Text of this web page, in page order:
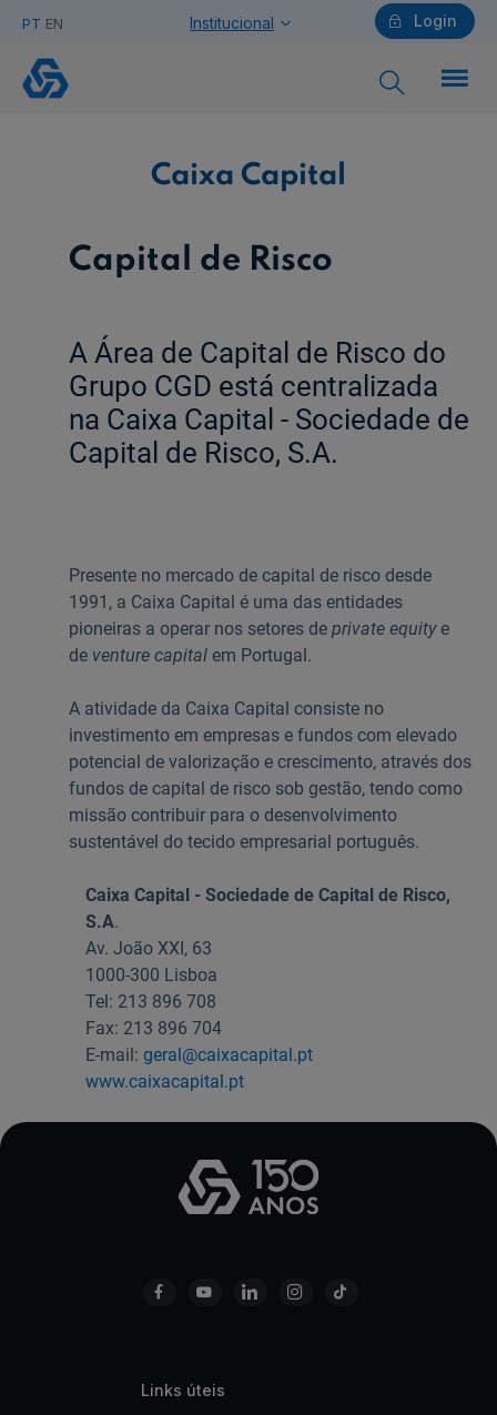
PT EN Login
Institucional
Saiba mais sobre a Chave Móvel Digital
Empresas
Quero ser cliente:
Aderir ao Caixadirecta Particulares
Aderir ao Caixadirecta Empresas
Links úteis:
Faça download da App Caixadirecta
Recomendações de Segurança
Registo fornecedor confirming
Caixa
Capital
Caixa Capital
Capital de Risco
A Área de Capital de Risco do
Grupo CGD está centralizada
na Caixa Capital - Sociedade de
Capital de Risco, S.A.
Presente no mercado de capital de risco desde
1991, a Caixa Capital é uma das entidades
pioneiras a operar nos setores deprivate equitye
de venture capital em Portugal.
A atividade da Caixa Capital consiste no
investimento em empresas e fundos com elevado
potencial de valorização e crescimento, através dos
fundos de capital de risco sob gestão, tendo como
missão contribuir para o desenvolvimento
sustentável do tecido empresarial português.
Caixa Capital - Sociedade de Capital de Risco,
S.A.
Av. João XXI, 63
1000-300 Lisboa
Tel: 213 896 708
Fax: 213 896 704
E-mail:geral@caixacapital.pt
www.caixacapital.pt
Links úteis